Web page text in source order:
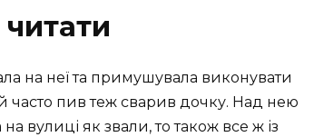
на неї та примушувала виконувати
часто пив теж сварив дочку. Над нею
на вулиці як звали, то також все ж із